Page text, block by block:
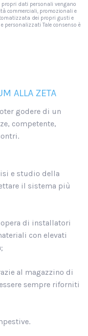
propri dati personali vengano
commerciali, promozionali e
dei propri gusti e
personalizzati Tale consenso è
ALLA ZETA
godere di un
competente,
e studio della
il sistema più
di installatori
con elevati
al magazzino di
sempre riforniti